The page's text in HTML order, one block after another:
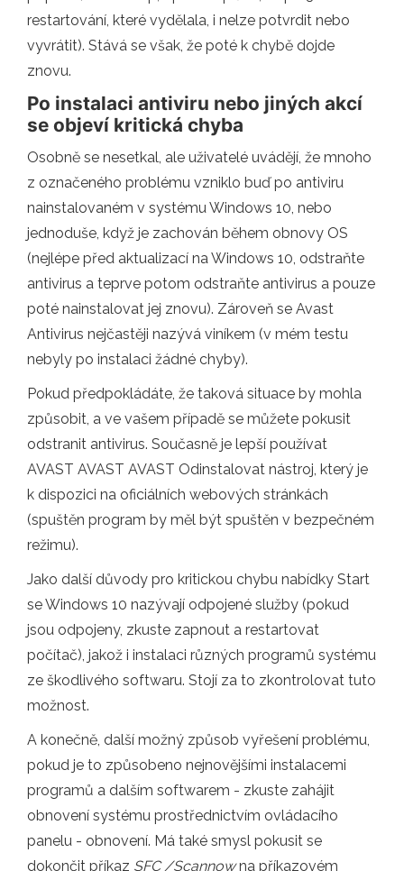
restartování, které vydělala, i nelze potvrdit nebo
vyvrátit). Stává se však, že poté k chybě dojde
znovu.
Po instalaci antiviru nebo jiných akcí
se objeví kritická chyba
Osobně se nesetkal, ale uživatelé uvádějí, že mnoho
z označeného problému vzniklo buď po antiviru
nainstalovaném v systému Windows 10, nebo
jednoduše, když je zachován během obnovy OS
(nejlépe před aktualizací na Windows 10, odstraňte
antivirus a teprve potom odstraňte antivirus a pouze
poté nainstalovat jej znovu). Zároveň se Avast
Antivirus nejčastěji nazývá viníkem (v mém testu
nebyly po instalaci žádné chyby).
Pokud předpokládáte, že taková situace by mohla
způsobit, a ve vašem případě se můžete pokusit
odstranit antivirus. Současně je lepší používat
AVAST AVAST AVAST Odinstalovat nástroj, který je
k dispozici na oficiálních webových stránkách
(spuštěn program by měl být spuštěn v bezpečném
režimu).
Jako další důvody pro kritickou chybu nabídky Start
se Windows 10 nazývají odpojené služby (pokud
jsou odpojeny, zkuste zapnout a restartovat
počítač), jakož i instalaci různých programů systému
ze škodlivého softwaru. Stojí za to zkontrolovat tuto
možnost.
A konečně, další možný způsob vyřešení problému,
pokud je to způsobeno nejnovějšími instalacemi
programů a dalším softwarem - zkuste zahájit
obnovení systému prostřednictvím ovládacího
panelu - obnovení. Má také smysl pokusit se
dokončit příkaz SFC /Scannowna příkazovém